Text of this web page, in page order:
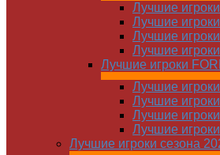
Лучшие
Лучшие
Лучшие
Лучшие
Лучшие игроки
Лучшие
Лучшие
Лучшие
Лучшие
Лучшие игроки сезона